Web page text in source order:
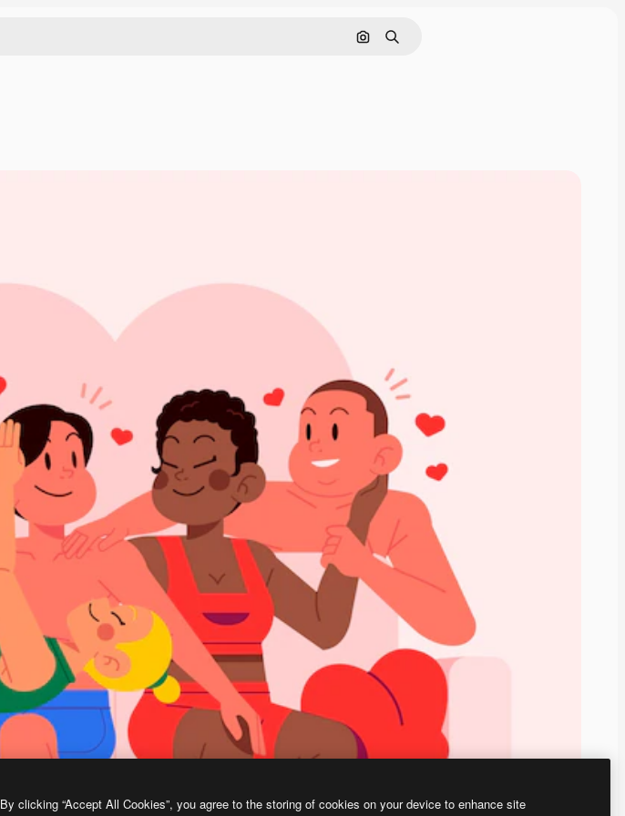
画像で検索
検索
By clicking “Accept All Cookies”, you agree to the storing of cookies on your device to enhance site